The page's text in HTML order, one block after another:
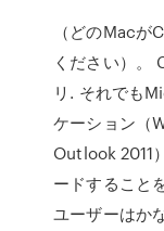
（どのMac
ください）
リ. それでも
ケーション（
Outlook 2011
ードすること
ユーザーはか